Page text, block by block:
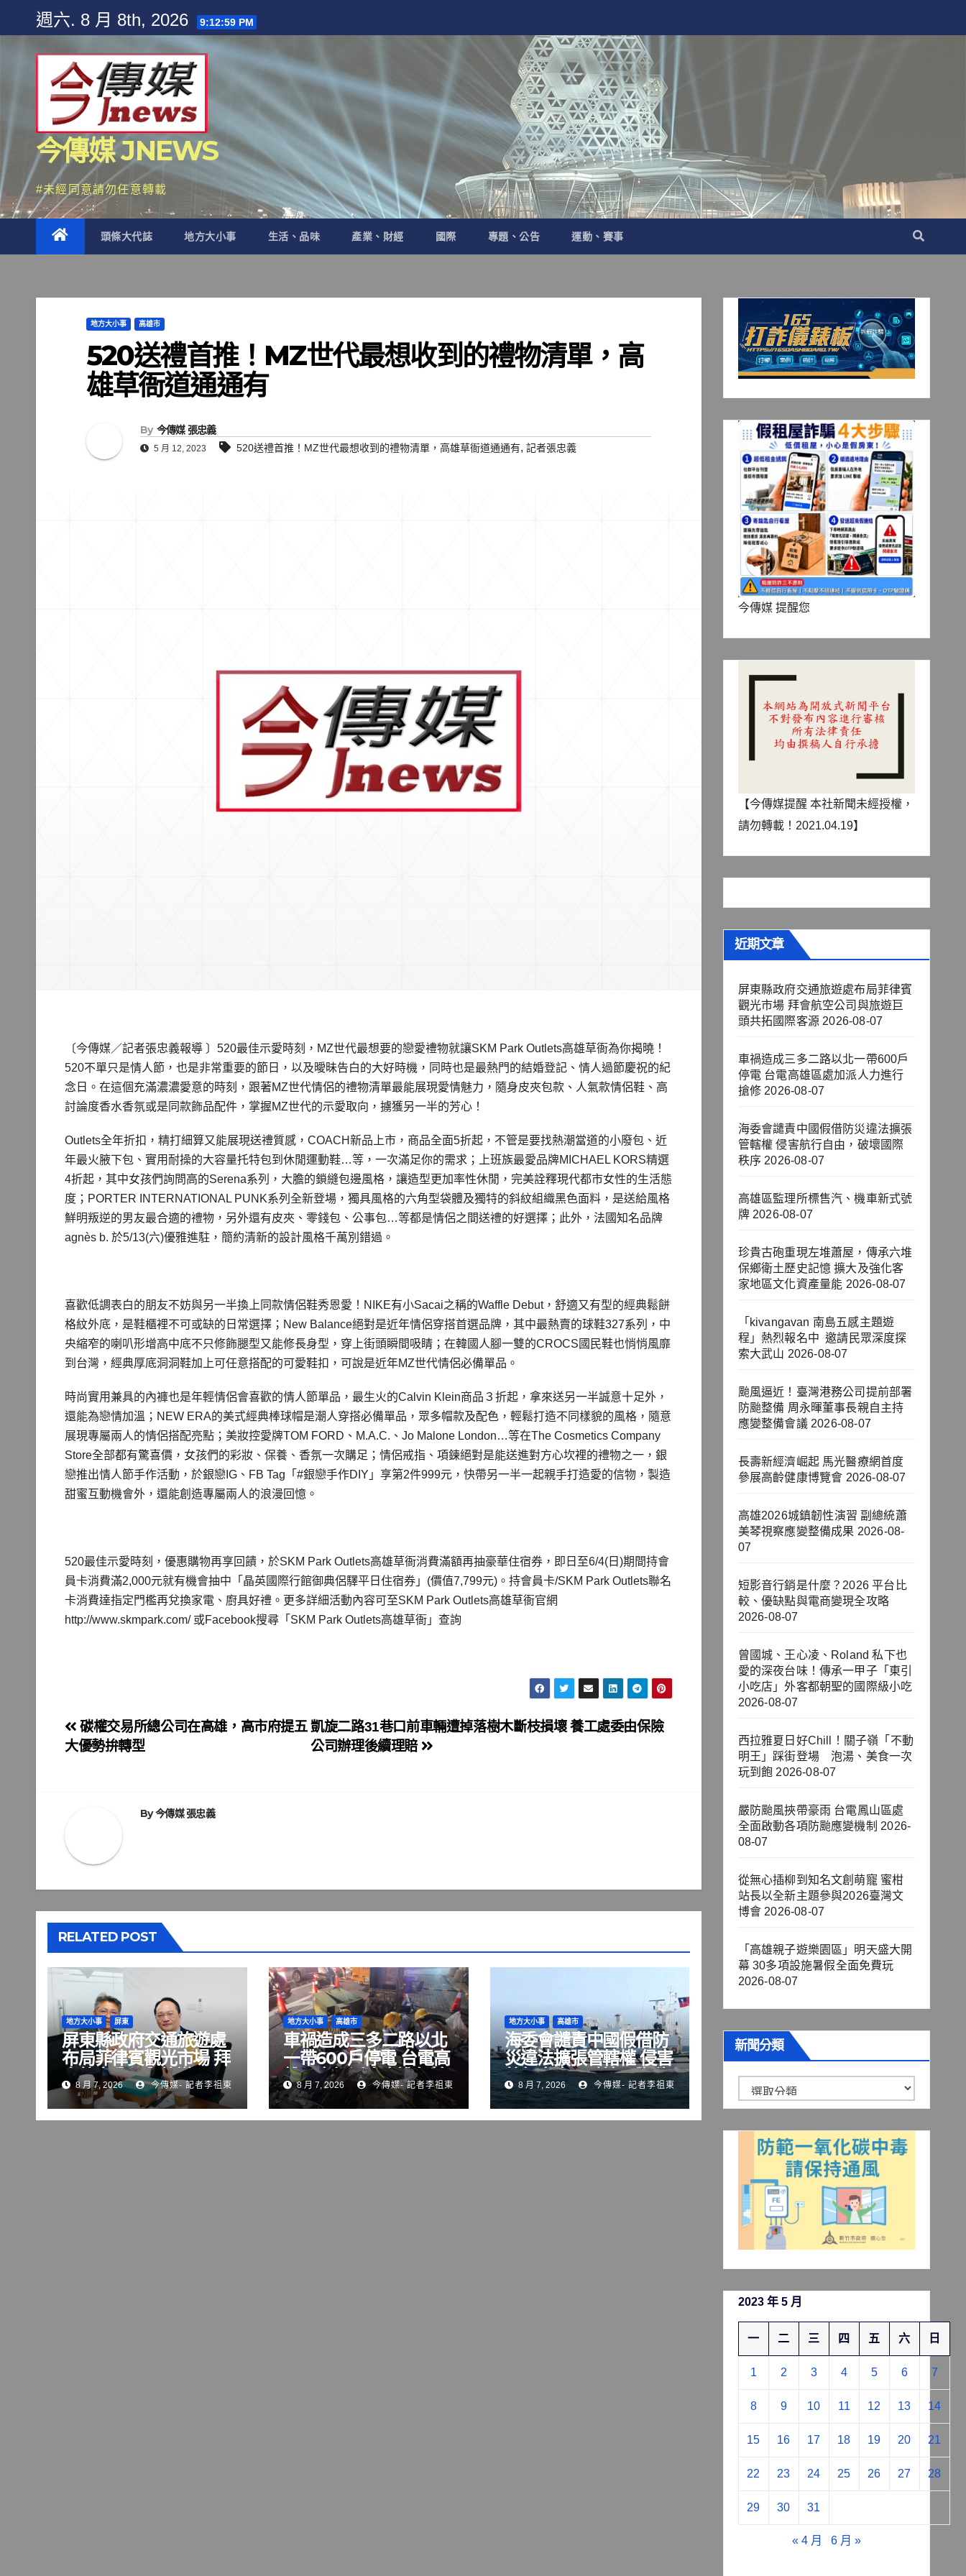
content
週六. 8 月 8th, 2026 9:13:00 PM
今傳媒 JNEWS
#未經同意請勿任意轉載
頭條大代誌 地方大小事 生活、品味 產業、財經 國際 專題、公告 運動、賽事
地方大小事 高雄市
520送禮首推！MZ世代最想收到的禮物清單，高
雄草衙道通通有
By 今傳媒 張忠義
5 月 12, 2023 520送禮首推！MZ世代最想收到的禮物清單，高雄草衙道通通有, 記者張忠義
〔今傳媒／記者張忠義報導 〕520最佳示愛時刻，MZ世代最想要的戀愛禮物就讓SKM Park Outlets高雄草衙為你揭曉！
520不單只是情人節，也是非常重要的節日，以及曖昧告白的大好時機，同時也是最熱門的結婚登記、情人過節慶祝的紀
念日。在這個充滿濃濃愛意的時刻，跟著MZ世代情侶的禮物清單最能展現愛情魅力，隨身皮夾包款、人氣款情侶鞋、高
討論度香水香氛或是同款飾品配件，掌握MZ世代的示愛取向，擄獲另一半的芳心！
Outlets全年折扣，精打細算又能展現送禮質感，COACH新品上市，商品全面5折起，不管是要找熱潮當道的小廢包、近
年最火腋下包、實用耐操的大容量托特包到休閒運動鞋…等，一次滿足你的需求；上班族最愛品牌MICHAEL KORS精選
4折起，其中女孩們詢問高的Serena系列，大膽的鎖縫包邊風格，讓造型更加率性休閒，完美詮釋現代都市女性的生活態
度；PORTER INTERNATIONAL PUNK系列全新登場，獨具風格的六角型袋體及獨特的斜紋組織黑色面料，是送給風格
鮮明叛逆的男友最合適的禮物，另外還有皮夾、零錢包、公事包…等都是情侶之間送禮的好選擇；此外，法國知名品牌
agnès b. 於5/13(六)優雅進駐，簡約清新的設計風格千萬別錯過。
喜歡低調表白的朋友不妨與另一半換上同款情侶鞋秀恩愛！NIKE有小Sacai之稱的Waffle Debut，舒適又有型的經典鬆餅
格紋外底，是鞋櫃裡不可或缺的日常選擇；New Balance絕對是近年情侶穿搭首選品牌，其中最熱賣的球鞋327系列，中
央縮窄的喇叭形增高中底不只修飾腿型又能修長身型，穿上街頭瞬間吸睛；在韓國人腳一雙的CROCS國民鞋也悄悄風靡
到台灣，經典厚底洞洞鞋加上可任意搭配的可愛鞋扣，可說是近年MZ世代情侶必備單品。
時尚實用兼具的內褲也是年輕情侶會喜歡的情人節單品，最生火的Calvin Klein商品３折起，拿來送另一半誠意十足外，
還能為戀情加溫；NEW ERA的美式經典棒球帽是潮人穿搭必備單品，眾多帽款及配色，輕鬆打造不同樣貌的風格，隨意
展現專屬兩人的情侶搭配亮點；美妝控愛牌TOM FORD、M.A.C.、Jo Malone London…等在The Cosmetics Company
Store全部都有驚喜價，女孩們的彩妝、保養、香氛一次購足；情侶戒指、項鍊絕對是能送進對方心坎裡的禮物之一，銀
戀推出情人節手作活動，於銀戀IG、FB Tag「#銀戀手作DIY」享第2件999元，快帶另一半一起親手打造愛的信物，製造
甜蜜互動機會外，還能創造專屬兩人的浪漫回憶。
520最佳示愛時刻，優惠購物再享回饋，於SKM Park Outlets高雄草衙消費滿額再抽豪華住宿券，即日至6/4(日)期間持會
員卡消費滿2,000元就有機會抽中「晶英國際行館御典侶驛平日住宿券」(價值7,799元)。持會員卡/SKM Park Outlets聯名
卡消費達指定門檻再兌換家電、廚具好禮。更多詳細活動內容可至SKM Park Outlets高雄草衙官網
http://www.skmpark.com/ 或Facebook搜尋「SKM Park Outlets高雄草衙」查詢
文
章
凱旋二路31巷口前車輛遭掉落樹木斷枝損壞 養工處委由保險
公司辦理後續理賠
碳權交易所總公司在高雄，高市府提五
大優勢拚轉型
By今傳媒 張忠義
RELATED POST
地方大小事 屏東
屏東縣政府交通旅遊處
布局菲律賓觀光市場 拜
會航空公司與旅遊巨頭
共拓國際客源
8 月 7, 2026 今傳媒- 記者李祖東
地方大小事 高雄市
車禍造成三多二路以北
一帶600戶停電 台電高
雄區處加派人力進行搶
修8 月 7, 2026 今傳媒- 記者李祖東
地方大小事 高雄市
海委會譴責中國假借防
災違法擴張管轄權 侵害
航行自由，破壞國際秩
序8 月 7, 2026 今傳媒- 記者李祖東
今傳媒 提醒您
【今傳媒提醒 本社新聞未經授權，
請勿轉載！2021.04.19】
近期文章
屏東縣政府交通旅遊處布局菲律賓
觀光市場 拜會航空公司與旅遊巨
頭共拓國際客源 2026-08-07
車禍造成三多二路以北一帶600戶
停電 台電高雄區處加派人力進行
搶修 2026-08-07
海委會譴責中國假借防災違法擴張
管轄權 侵害航行自由，破壞國際
秩序 2026-08-07
高雄區監理所標售汽、機車新式號
牌 2026-08-07
珍貴古砲重現左堆蕭屋，傳承六堆
保鄉衛土歷史記憶 擴大及強化客
家地區文化資產量能 2026-08-07
「kivangavan 南島五感主題遊
程」熱烈報名中 邀請民眾深度探
索大武山 2026-08-07
颱風逼近！臺灣港務公司提前部署
防颱整備 周永暉董事長親自主持
應變整備會議 2026-08-07
長壽新經濟崛起 馬光醫療網首度
參展高齡健康博覽會 2026-08-07
高雄2026城鎮韌性演習 副總統蕭
美琴視察應變整備成果 2026-08-
07
短影音行銷是什麼？2026 平台比
較、優缺點與電商變現全攻略
2026-08-07
曾國城、王心凌、Roland 私下也
愛的深夜台味！傳承一甲子「東引
小吃店」外客都朝聖的國際級小吃
2026-08-07
西拉雅夏日好Chill！關子嶺「不動
明王」踩街登場 泡湯、美食一次
玩到飽 2026-08-07
嚴防颱風挾帶豪雨 台電鳳山區處
全面啟動各項防颱應變機制 2026-
08-07
從無心插柳到知名文創萌寵 蜜柑
站長以全新主題參與2026臺灣文
博會 2026-08-07
「高雄親子遊樂園區」明天盛大開
幕 30多項設施暑假全面免費玩
2026-08-07
新聞分類
聞
分
2023 年 5 月
一 二 三 四 五 六 日
1 2 3 4 5 6 7
8 9 10 11 12 13 14
15 16 17 18 19 20 21
22 23 24 25 26 27 28
29 30 31
« 4 月 6 月 »